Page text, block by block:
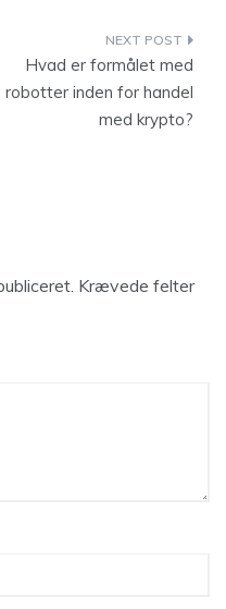
Hvad er formålet med
robotter inden for handel
med krypto?
Krævede felter